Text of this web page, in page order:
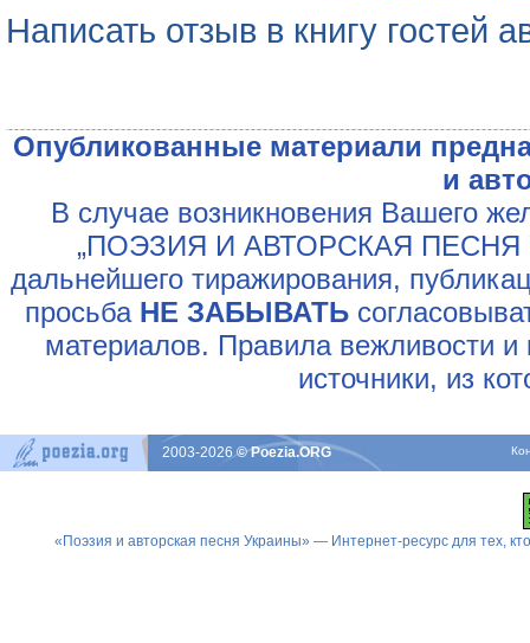
Написать отзыв в книгу гостей
Опубликованные материали
и
В случае возникновения Вашего
„ПОЭЗИЯ И АВТОРСКАЯ ПЕСНЯ
дальнейшего тиражирования,
просьба НЕ ЗАБЫВАТЬ
материалов. Правила вежливости и
источники, из
2003-2026© Poezia.ORG
«Поэзия и авторская песня Украины» — Интернет-ресурс для тех,